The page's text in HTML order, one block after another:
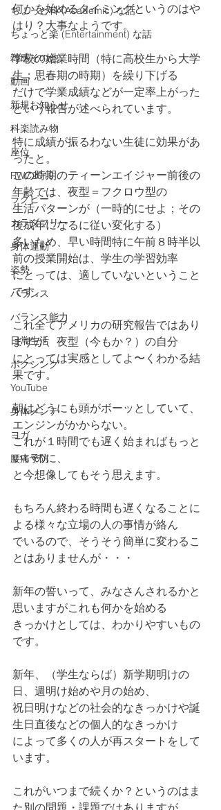
ちょっと科 (Academic) な話
ちょっと楽 (Entertainment) な話
雑感その他
動画
新規お知らせ
科楽読み物
座位
RWC2019
ラグビー
カラダフリー
身体運動
姿勢
バランス
バランス能力
日常生活
ボクシング
YouTube
身体メンテ
ヨガ
腰痛予防
何かを始めるタイミングというのはや
はり？大事なようです。
学校の始業時間（特に高校生から大学
生；思春期の時期）を繰り下げる
だけで学業成績などが一定率上がった
という報告が述べられています。
特に成績が振るわない生徒に効果があ
ったと。
この時期のティーンエイジャー前後の
年齢では、夜型＝フクロウ型の
生活パターンが（一時的にせよ；その
後成年になるに従い変化する）
多いため、早い時間特に午前８時半以
前の授業開始は、学生の学習効率
にとっては、適していないということ
です。
これ全てアメリカの研究報告ではあり
ますが、夜型（今もか？）の自分
にとっては実感としてよ〜くわかる結
果です。
朝はどうにも頭がボーッとしていて、
エンジンがかからない。
これが１時間でも遅く始まればもっと
いいのに、
と今想像してもそう思えます。
もちろん終わる時間も遅くなることに
よる様々な立場の人の事情が絡ん
でいるので、そうそう簡単に変わるこ
とはありませんが・・・
新年の誓いって、みなさんされるかと
思いますがこれも何かを始める
きっかけとしては、わかりやすいもの
です。
新年、（学生ならば）新学期明けの
日、週明け始めや月の始め、
祝日明けなどの社会的なきっかけや誕
生日直後などの個人的なきっかけ
によって多くの人が再スタートをして
います。
これがいつまで続くか？というのはま
た別の問題・課題ではありますが